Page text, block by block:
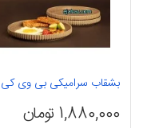
1,880,000 تومان